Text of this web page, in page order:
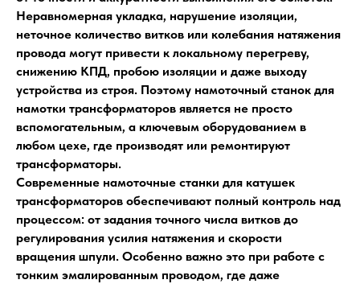
Неравномерная укладка, нарушение изоляции,
неточное количество витков или колебания натяжения
провода могут привести к локальному перегреву,
снижению КПД, пробою изоляции и даже выходу
устройства из строя. Поэтому намоточный станок для
намотки трансформаторов является не просто
вспомогательным, а ключевым оборудованием в
любом цехе, где производят или ремонтируют
трансформаторы.
Современные намоточные станки для катушек
трансформаторов обеспечивают полный контроль над
процессом: от задания точного числа витков до
регулирования усилия натяжения и скорости
вращения шпули. Особенно важно это при работе с
тонким эмалированным проводом, где даже